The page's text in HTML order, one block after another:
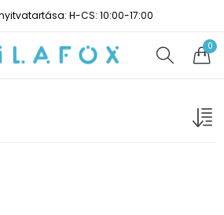
H-CS: 10:00-17:00
0